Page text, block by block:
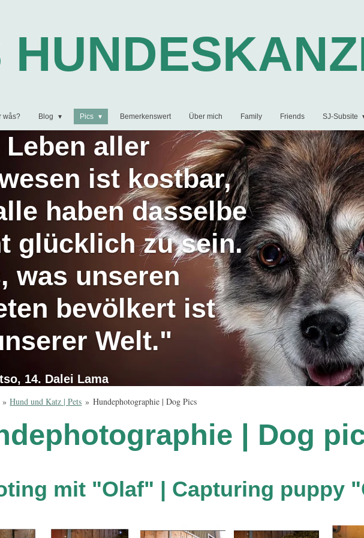
wås? Blog Pics Bemerkenswert Über mich Family Friends SJ-Subsite
Leben aller
ist kostbar,
haben dasselbe
glücklich zu sein.
was unseren
bevölkert ist
Welt."
14. Dalei Lama
» Hund und Katz | Pets » Hundephotographie | Dog Pics
| Dog
mit "Olaf" | Capturing puppy